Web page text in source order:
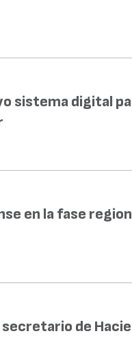
sistema digital
en la fase
de